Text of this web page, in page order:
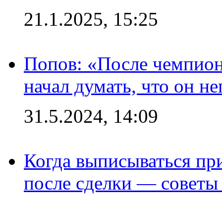
21.1.2025, 15:25
Попов: «После
начал думать, что он
31.5.2024, 14:09
Когда выписываться
после сделки —